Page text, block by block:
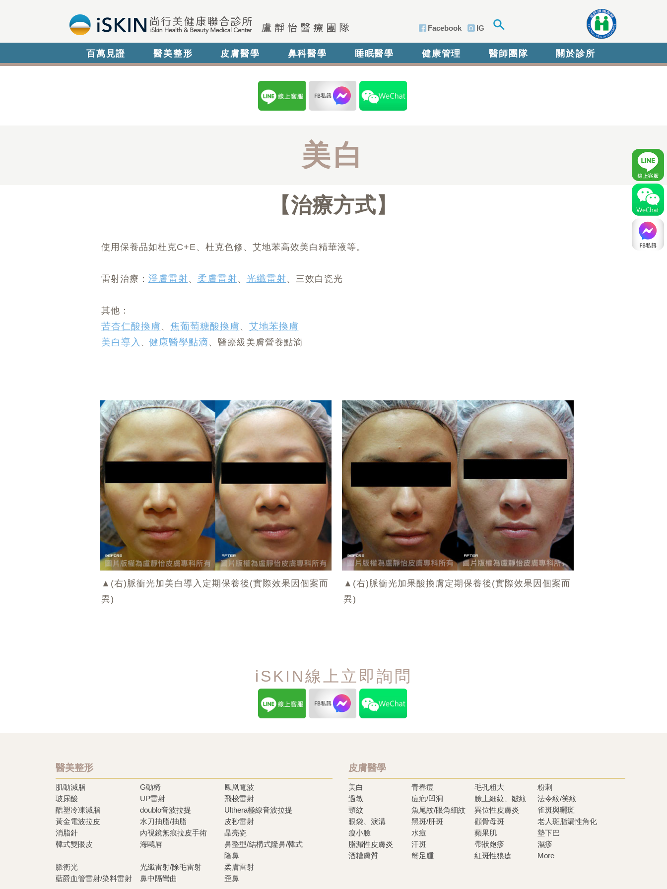
Facebook IG
百萬見證 醫美整形 皮膚醫學 鼻科醫學 睡眠醫學 健康管理 醫師團隊 關於診所
美白
治療方式
使用保養品如杜克C+E、杜克色修、艾地苯高效美白精華液等。
雷射治療： 淨膚雷射 、 柔膚雷射 、 光纖雷射 、三效白瓷光
其他：
苦杏仁酸換膚 、 焦葡萄糖酸換膚 、 艾地苯換膚
美白導入
健康醫學點滴 、醫療級美膚營養點滴
▲(右)脈衝光加美白導入定期保養後(實際效果因個案而
異)
▲(右)脈衝光加果酸換膚定期保養後(實際效果因個案而
異)
iSKIN線上立即詢問
醫美整形
肌動減脂 G動椅
鳳凰電波
玻尿酸
UP雷射
飛梭雷射
酷塑冷凍減脂
doublo音波拉提
Ulthera極線音波拉提
黃金電波拉皮
水刀抽脂/抽脂
皮秒雷射
消脂針
內視鏡無痕拉皮手術
晶亮瓷
韓式雙眼皮
海鷗唇
鼻整型/結構式隆鼻/韓式
隆鼻
脈衝光
光纖雷射/除毛雷射
柔膚雷射
藍爵血管雷射/染料雷射
鼻中隔彎曲 歪鼻
皮膚醫學
美白 青春痘 毛孔粗大
粉刺
過敏
痘疤/凹洞 臉上細紋、皺紋
法令紋/笑紋
頸紋
魚尾紋/眼角細紋 異位性皮膚炎
雀斑與曬斑
眼袋、淚溝
黑斑/肝斑 顴骨母斑
老人斑脂漏性角化
瘦小臉
水痘 蘋果肌
墊下巴
脂漏性皮膚炎
汗斑 帶狀皰疹
濕疹
酒糟膚質
蟹足腫 紅斑性狼瘡 More